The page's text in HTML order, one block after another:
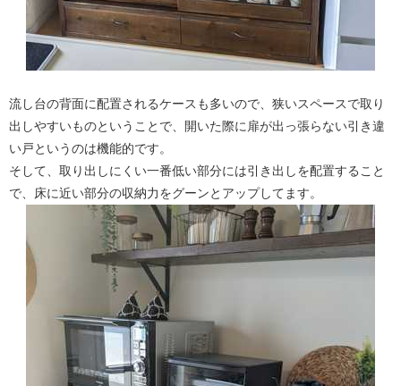
流し台の背面に配置されるケースも多いので、狭いスペースで取り
出しやすいものということで、開いた際に扉が出っ張らない引き違
い戸というのは機能的です。
そして、取り出しにくい一番低い部分には引き出しを配置すること
で、床に近い部分の収納力をグーンとアップしてます。